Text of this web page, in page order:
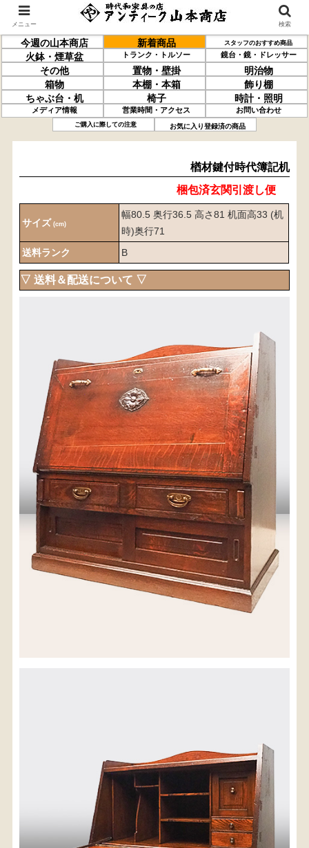
今週の山本商店 新着商品 スタッフのおすすめ商品
火鉢・煙草盆 トランク・トルソー 鏡台・鏡・ドレッサー
その他 置物・壁掛
明治物
箱物
本棚・本箱
飾り棚
ちゃぶ台・机
椅子 時計・照明
メディア情報 営業時間・アクセス お問い合わせ
ご購入に際しての注意 お気に入り登録済の商品
鍵付時代簿記机
楢材鍵付時代簿記机
梱包済玄関引渡し便
サイズ (cm)
幅80.5 奥行36.5 高さ81 机面高33 (机
時)奥行71
送料ランク
B
▽ 送料＆配送について ▽
・商品代金に送料は含まれておりません。
・送料は、商品のサイズ・発送先地域によって異なり
ます。
・ご購入手続きを進める途中で「宅急便」を選択いた
だくと、自動的に送料が加算されます。
・配送についての詳細は、こちら →
【送料を確認する】
お届け先、送料ランクを選択する事で送料が表
示されます。
お届け先
送料ランク
メニュー 検索